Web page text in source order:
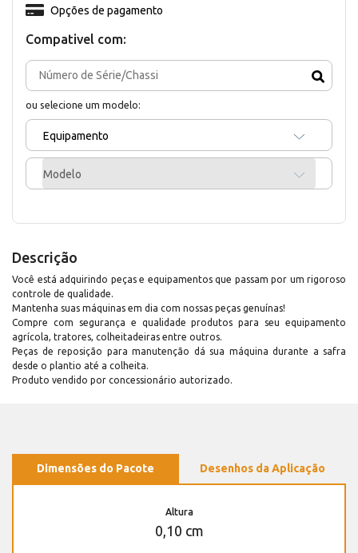
Compativel com:
ou selecione um modelo:
Equipamento
Modelo
Opções de pagamento
Descrição
Você está adquirindo peças e equipamentos que passam por um rigoroso
controle de qualidade.
Mantenha suas máquinas em dia com nossas peças genuínas!
Compre com segurança e qualidade produtos para seu equipamento
agrícola, tratores, colheitadeiras entre outros.
Peças de reposição para manutenção dá sua máquina durante a safra
desde o plantio até a colheita.
Produto vendido por concessionário autorizado.
Dimensões do Pacote Desenhos da Aplicação
Altura
0,10 cm